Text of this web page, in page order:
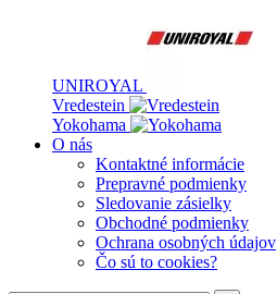
UNIROYAL
Vredestein
Yokohama
O nás
Kontaktné informácie
Prepravné podmienky
Sledovanie zásielky
Obchodné podmienky
Ochrana osobných údajov
Čo sú to cookies?